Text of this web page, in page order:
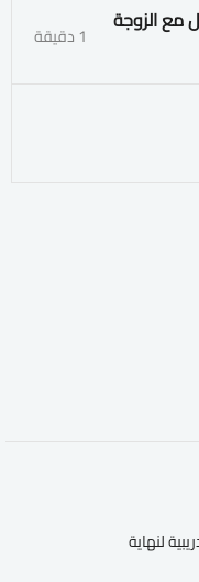
مع الزوجة 1 دقيقة
لنهاية